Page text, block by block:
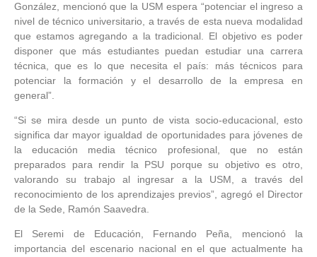
González, mencionó que la USM espera “potenciar el ingreso a
nivel de técnico universitario, a través de esta nueva modalidad
que estamos agregando a la tradicional. El objetivo es poder
disponer que más estudiantes puedan estudiar una carrera
técnica, que es lo que necesita el país: más técnicos para
potenciar la formación y el desarrollo de la empresa en
general”.
“Si se mira desde un punto de vista socio-educacional, esto
significa dar mayor igualdad de oportunidades para jóvenes de
la educación media técnico profesional, que no están
preparados para rendir la PSU porque su objetivo es otro,
valorando su trabajo al ingresar a la USM, a través del
reconocimiento de los aprendizajes previos”, agregó el Director
de la Sede, Ramón Saavedra.
El Seremi de Educación, Fernando Peña, mencionó la
importancia del escenario nacional en el que actualmente ha